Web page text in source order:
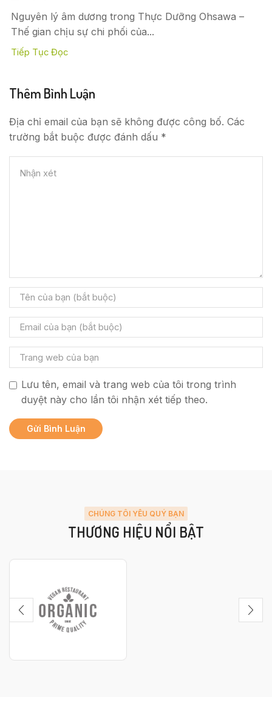
Nguyên lý âm dương trong Thực Dưỡng Ohsawa –
Thế gian chịu sự chi phối của...
Tiếp Tục Đọc
Thêm Bình Luận
Địa chỉ email của bạn sẽ không được công bố. Các
trường bắt buộc được đánh dấu *
Lưu tên, email và trang web của tôi trong trình
duyệt này cho lần tôi nhận xét tiếp theo.
CHÚNG TÔI YÊU QUÝ BẠN
THƯƠNG HIỆU NỔI BẬT